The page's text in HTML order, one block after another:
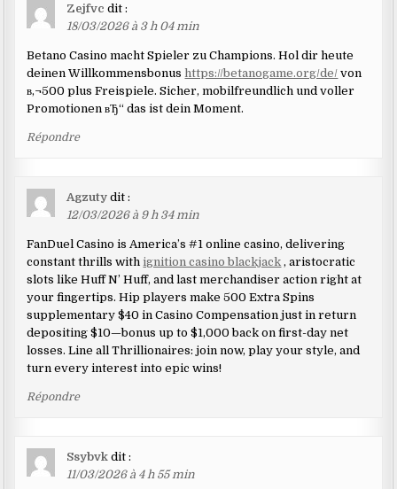
Zejfvc dit :
18/03/2026 à 3 h 04 min
Betano Casino macht Spieler zu Champions. Hol dir heute
deinen Willkommensbonushttps://betanogame.org/de/ von
в‚¬500 plus Freispiele. Sicher, mobilfreundlich und voller
Promotionen вЂ“ das ist dein Moment.
Répondre
Agzuty dit :
12/03/2026 à 9 h 34 min
FanDuel Casino is America’s #1 online casino, delivering
constant thrills with ignition casino blackjack , aristocratic
slots like Huff N’ Huff, and last merchandiser action right at
your fingertips. Hip players make 500 Extra Spins
supplementary $40 in Casino Compensation just in return
depositing $10—bonus up to $1,000 back on first-day net
losses. Line all Thrillionaires: join now, play your style, and
turn every interest into epic wins!
Répondre
Ssybvk dit :
11/03/2026 à 4 h 55 min